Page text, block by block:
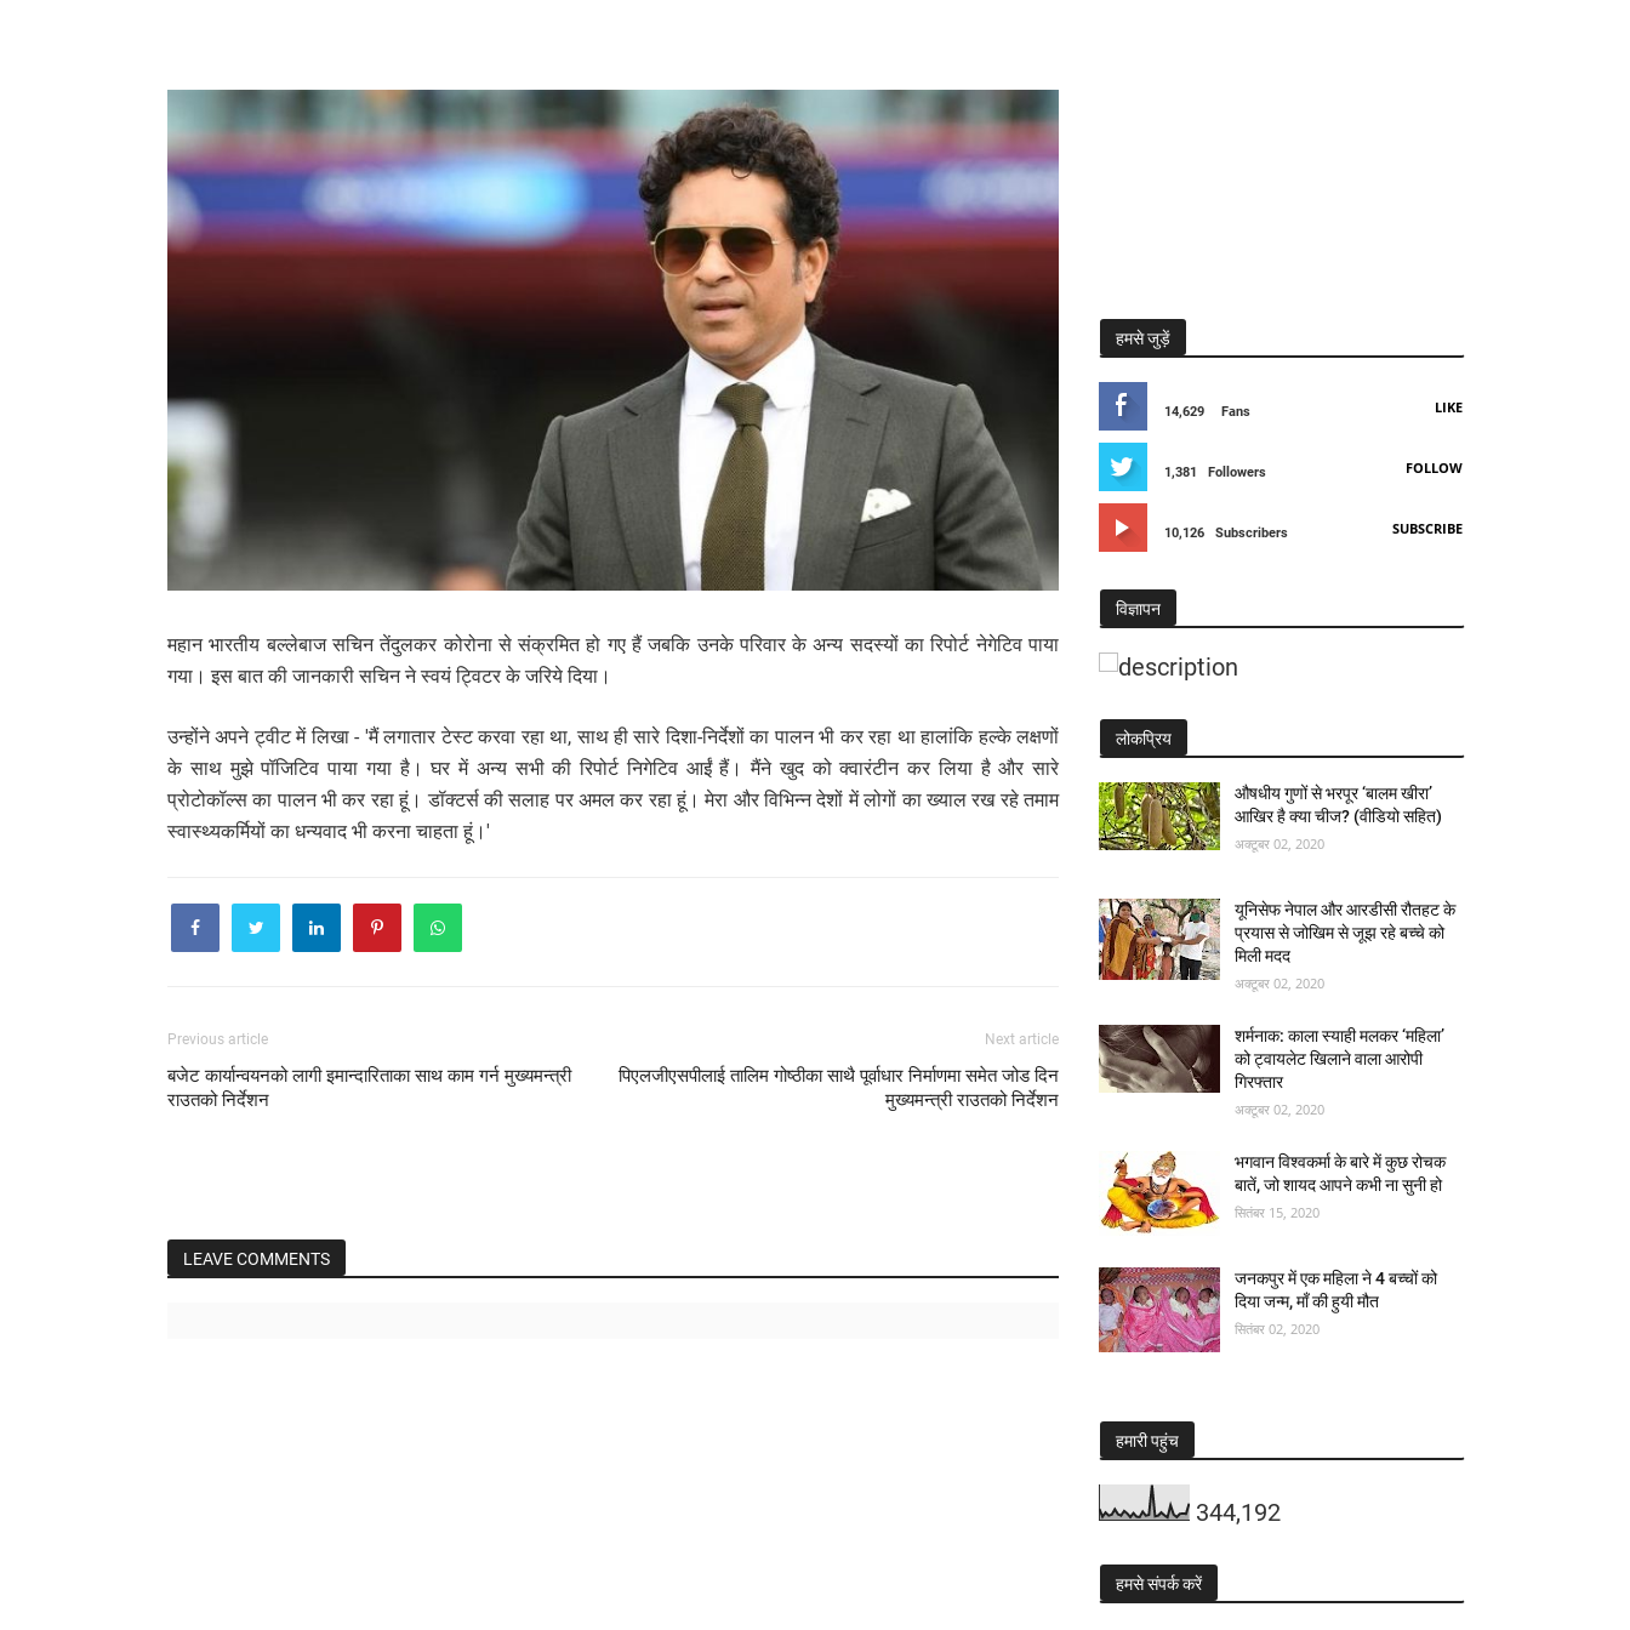
महान भारतीय बल्लेबाज सचिन तेंदुलकर कोरोना से संक्रमित हो गए हैं जबकि उनके परिवार के अन्य सदस्यों का रिपोर्ट नेगेटिव पाया
गया। इस बात की जानकारी सचिन ने स्वयं ट्विटर के जरिये दिया।
उन्होंने अपने ट्वीट में लिखा - 'मैं लगातार टेस्ट करवा रहा था, साथ ही सारे दिशा-निर्देशों का पालन भी कर रहा था हालांकि हल्के लक्षणों
के साथ मुझे पॉजिटिव पाया गया है। घर में अन्य सभी की रिपोर्ट निगेटिव आईं हैं। मैंने खुद को क्वारंटीन कर लिया है और सारे
प्रोटोकॉल्स का पालन भी कर रहा हूं। डॉक्टर्स की सलाह पर अमल कर रहा हूं। मेरा और विभिन्न देशों में लोगों का ख्याल रख रहे तमाम
स्वास्थ्यकर्मियों का धन्यवाद भी करना चाहता हूं।'
Previous article
बजेट कार्यान्वयनको लागी इमान्दारिताका साथ काम गर्न मुख्यमन्त्री
राउतको निर्देशन
Next article
पिएलजीएसपीलाई तालिम गोष्ठीका साथै पूर्वाधार निर्माणमा समेत जोड दिन
मुख्यमन्त्री राउतको निर्देशन
LEAVE COMMENTS
हमसे जुड़ें
14,629 Fans LIKE
1,381 Followers FOLLOW
10,126 Subscribers SUBSCRIBE
विज्ञापन
लोकप्रिय
औषधीय गुणों से भरपूर ‘बालम खीरा’
आखिर है क्या चीज? (वीडियो सहित)
अक्टूबर 02, 2020
यूनिसेफ नेपाल और आरडीसी रौतहट के
प्रयास से जोखिम से जूझ रहे बच्चे को
मिली मदद
अक्टूबर 02, 2020
शर्मनाक: काला स्याही मलकर ‘महिला’
को ट्वायलेट खिलाने वाला आरोपी
गिरफ्तार
अक्टूबर 02, 2020
भगवान विश्वकर्मा के बारे में कुछ रोचक
बातें, जो शायद आपने कभी ना सुनी हो
सितंबर 15, 2020
जनकपुर में एक महिला ने 4 बच्चों को
दिया जन्म, माँ की हुयी मौत
सितंबर 02, 2020
हमारी पहुंच
344,192
हमसे संपर्क करें